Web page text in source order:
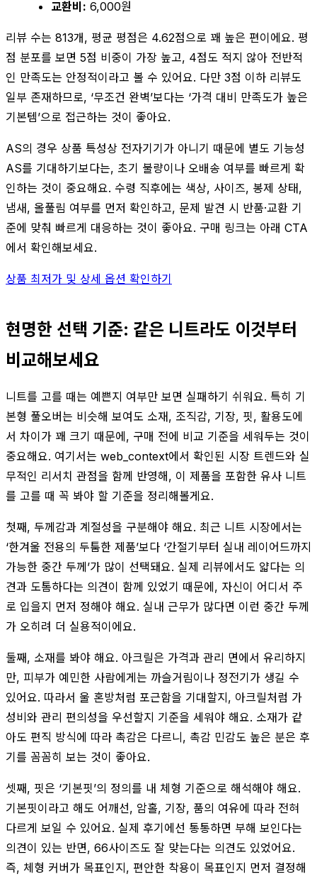
교환비: 6,000원
리뷰 수는 813개, 평균 평점은 4.62점으로 꽤 높은 편이에요. 평
점 분포를 보면 5점 비중이 가장 높고, 4점도 적지 않아 전반적
인 만족도는 안정적이라고 볼 수 있어요. 다만 3점 이하 리뷰도
일부 존재하므로, ‘무조건 완벽’보다는 ‘가격 대비 만족도가 높은
기본템’으로 접근하는 것이 좋아요.
AS의 경우 상품 특성상 전자기기가 아니기 때문에 별도 기능성
AS를 기대하기보다는, 초기 불량이나 오배송 여부를 빠르게 확
인하는 것이 중요해요. 수령 직후에는 색상, 사이즈, 봉제 상태,
냄새, 올풀림 여부를 먼저 확인하고, 문제 발견 시 반품·교환 기
준에 맞춰 빠르게 대응하는 것이 좋아요. 구매 링크는 아래 CTA
에서 확인해보세요.
상품 최저가 및 상세 옵션 확인하기
현명한 선택 기준: 같은 니트라도 이것부터
비교해보세요
니트를 고를 때는 예쁜지 여부만 보면 실패하기 쉬워요. 특히 기
본형 풀오버는 비슷해 보여도 소재, 조직감, 기장, 핏, 활용도에
서 차이가 꽤 크기 때문에, 구매 전에 비교 기준을 세워두는 것이
중요해요. 여기서는 web_context에서 확인된 시장 트렌드와 실
무적인 리서치 관점을 함께 반영해, 이 제품을 포함한 유사 니트
를 고를 때 꼭 봐야 할 기준을 정리해볼게요.
첫째, 두께감과 계절성을 구분해야 해요. 최근 니트 시장에서는
‘한겨울 전용의 두툼한 제품’보다 ‘간절기부터 실내 레이어드까지
가능한 중간 두께’가 많이 선택돼요. 실제 리뷰에서도 얇다는 의
견과 도톰하다는 의견이 함께 있었기 때문에, 자신이 어디서 주
로 입을지 먼저 정해야 해요. 실내 근무가 많다면 이런 중간 두께
가 오히려 더 실용적이에요.
둘째, 소재를 봐야 해요. 아크릴은 가격과 관리 면에서 유리하지
만, 피부가 예민한 사람에게는 까슬거림이나 정전기가 생길 수
있어요. 따라서 울 혼방처럼 포근함을 기대할지, 아크릴처럼 가
성비와 관리 편의성을 우선할지 기준을 세워야 해요. 소재가 같
아도 편직 방식에 따라 촉감은 다르니, 촉감 민감도 높은 분은 후
기를 꼼꼼히 보는 것이 좋아요.
셋째, 핏은 ‘기본핏’의 정의를 내 체형 기준으로 해석해야 해요.
기본핏이라고 해도 어깨선, 암홀, 기장, 품의 여유에 따라 전혀
다르게 보일 수 있어요. 실제 후기에선 통통하면 부해 보인다는
의견이 있는 반면, 66사이즈도 잘 맞는다는 의견도 있었어요.
즉, 체형 커버가 목표인지, 편안한 착용이 목표인지 먼저 결정해